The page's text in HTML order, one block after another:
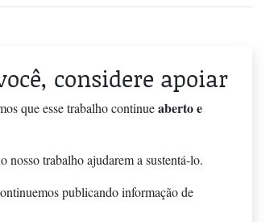
considere apoiar
que esse trabalho continueaberto e
nosso trabalho ajudarem a sustentá-lo.
publicando informação de